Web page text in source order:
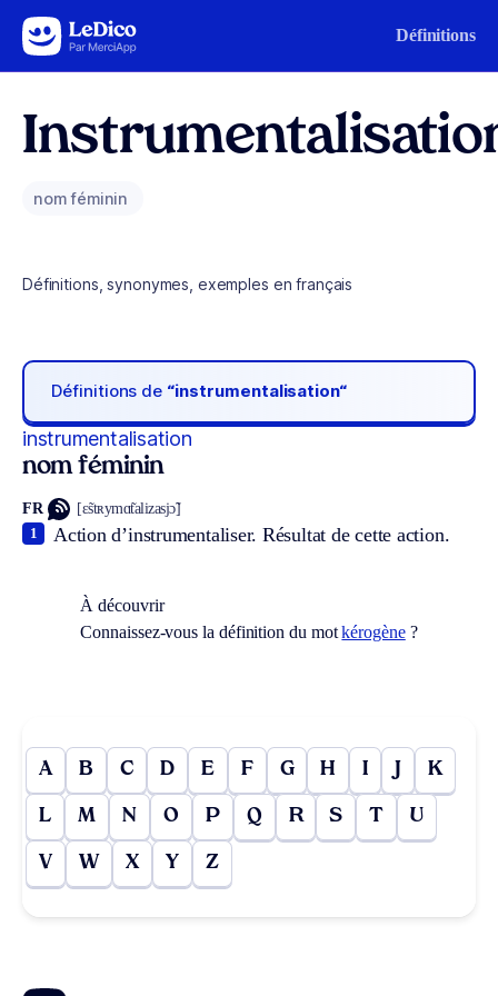
Aller au contenu Définitions
nom féminin
Définitions, synonymes, exemples en français
Définitions de “instrumentalisation“
instrumentalisation
nom féminin
FR [ɛ̃stʀymɑ̃talizasjɔ̃]
Action d’instrumentaliser. Résultat de cette action.
1
À découvrir
Connaissez-vous la définition du motkérogène?
A B C D E F G H I J K
L M N O P Q R S T U
V W X Y Z